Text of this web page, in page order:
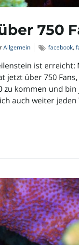
750
Allgemein facebook,
ist erreicht:
jetzt über 750
zu kommen und
auch weiter